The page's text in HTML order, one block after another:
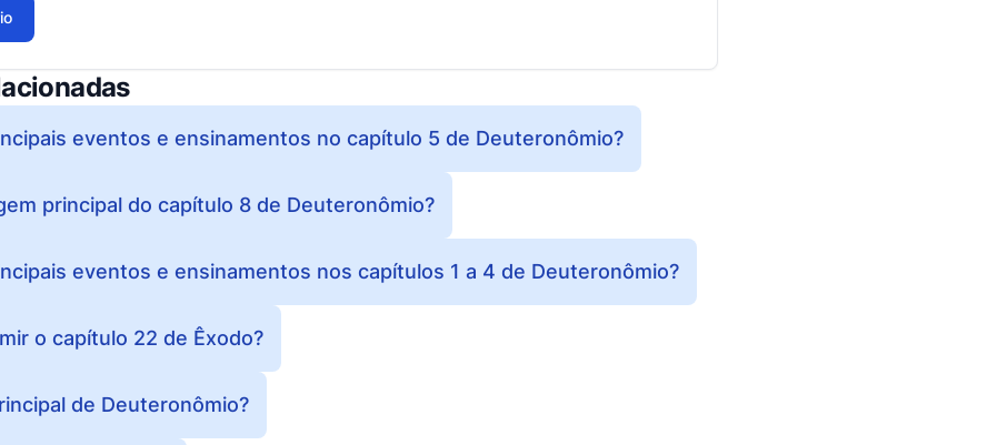
eventos e ensinamentos no capítulo 5 de Deuteronômio?
principal do capítulo 8 de Deuteronômio?
eventos e ensinamentos nos capítulos 1 a 4 de Deuteronômio?
o capítulo 22 de Êxodo?
de Deuteronômio?